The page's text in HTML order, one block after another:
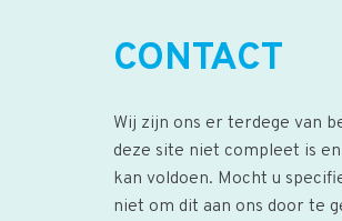
CONTACT
Wij zijn ons er terdege van
deze site niet compleet is
kan voldoen. Mocht u
niet om dit aan ons door te